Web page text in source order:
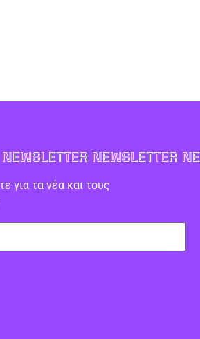
NEWSLETTER NEWSLETTER
για τα νέα και τους